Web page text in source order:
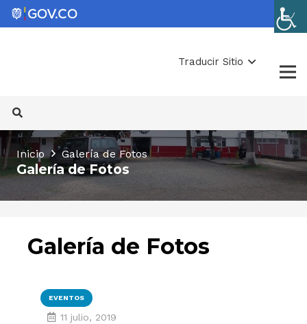
Traducir Sitio
Inicio Galería de Fotos
Galería de Fotos
Galería de Fotos
EVENTOS
11 julio, 2019